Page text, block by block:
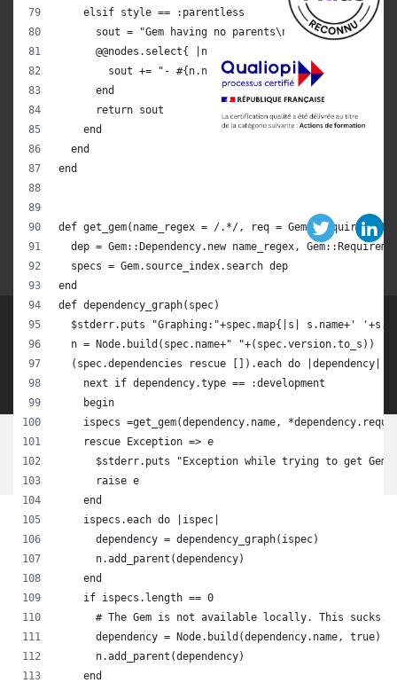
    elsif style == :parentless
      sout = "Gem having no parents\n"
@@nodes.select{ |n| n.is_dependency_of.length
        sout += "- #{n.name}\n"
      end
      return sout
    end
  end
end
def get_gem(name_regex = /.*/, req =
dep = Gem::Dependency.new name_regex,
  specs = Gem.source_index.search dep
end
def dependency_graph(spec)
$stderr.puts "Graphing:"+spec.map{|s| s.name+'
  n = Node.build(spec.name+" "+(spec.version.to_s))
  (spec.dependencies rescue []).each do |dependency|
    next if dependency.type == :development
    begin
ispecs =get_gem(dependency.name,
    rescue Exception => e
$stderr.puts "Exception while trying to get Gem
      raise e
    end
    ispecs.each do |ispec|
      dependency = dependency_graph(ispec)
      n.add_parent(dependency)
    end
    if ispecs.length == 0
      # The Gem is not available locally. This sucks.
      dependency = Node.build(dependency.name, true)
      n.add_parent(dependency)
    end
Vous voulez parler à un humain ? +33(0)1 84 17 38 96
Les cookies assurent le bon fonctionnement de nos services. En
utilisant ces derniers, vous acceptez l'utilisation des cookies.